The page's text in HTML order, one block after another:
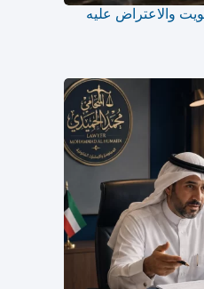
والاعتراض عليه